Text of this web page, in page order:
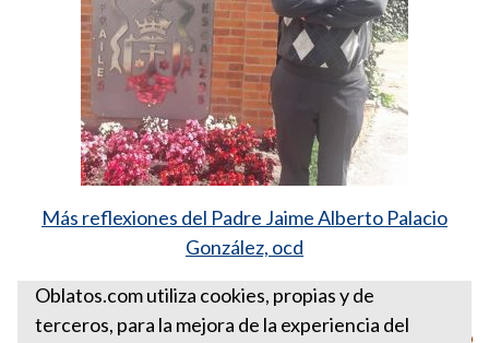
Más reflexiones del Padre Jaime Alberto Palacio
González, ocd
Santa Sede
Oblatos.com utiliza cookies, propias y de
terceros, para la mejora de la experiencia del